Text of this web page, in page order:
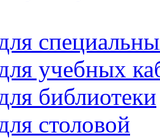
учебных
библиотеки
столовой